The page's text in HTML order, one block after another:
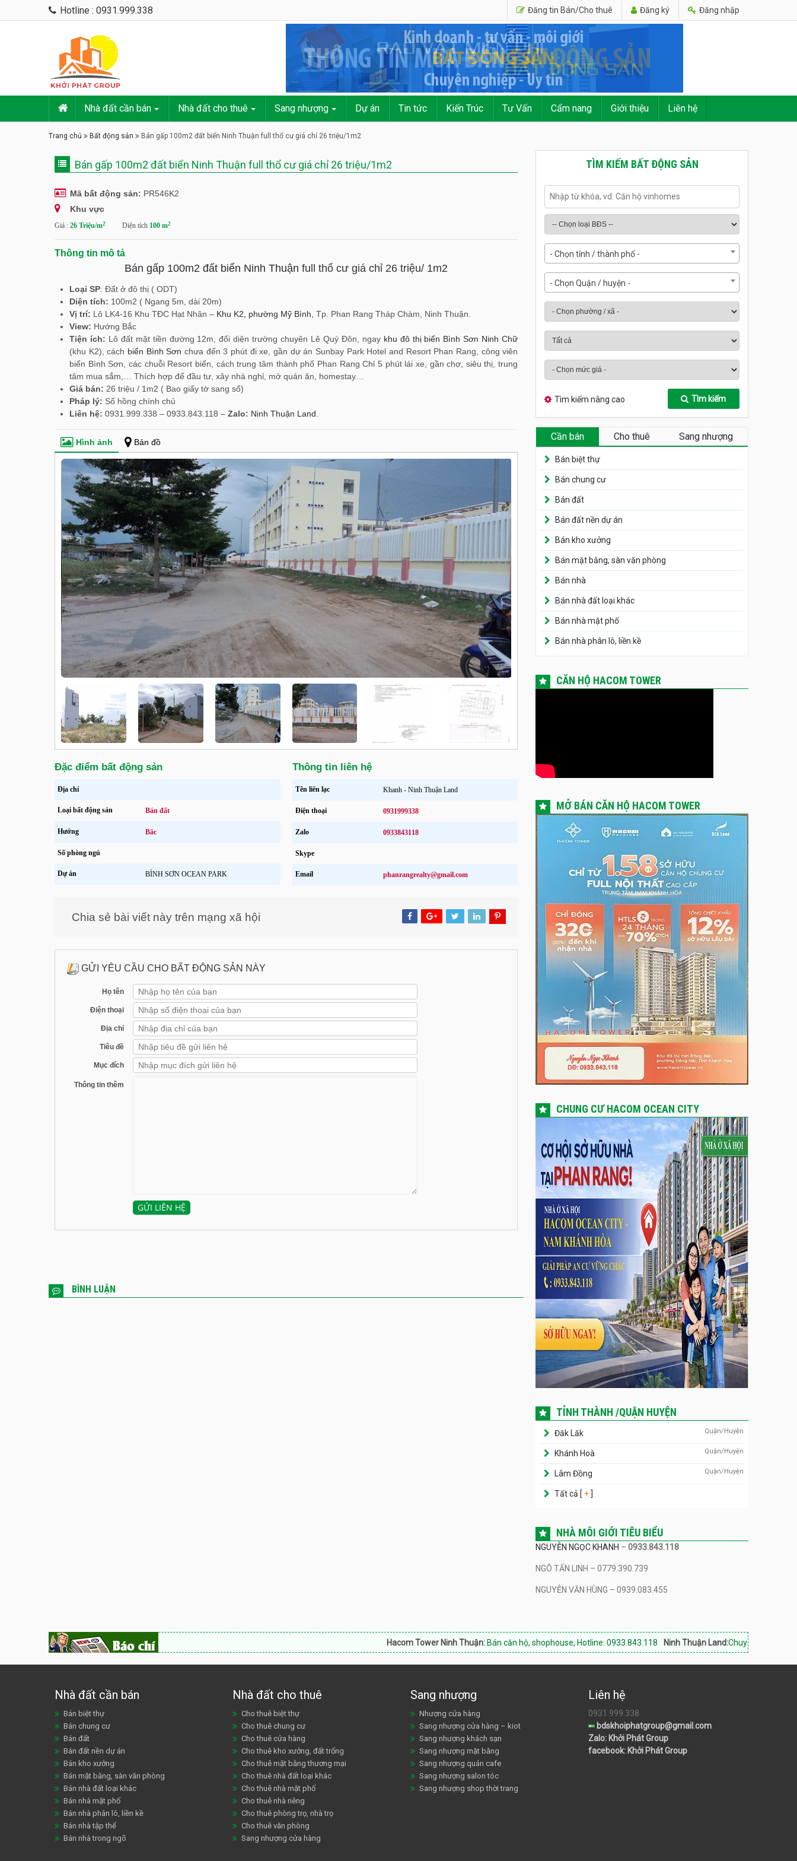
Hotline : 0931.999.338 Đăng tin Bán/Cho thuê Đăng ký Đăng nhập
Nhà đất cần bán Nhà đất cho thuê Sang nhượng Dự án Tin tức Kiến Trúc Tư Vấn Cẩm nang Giới thiệu Liên hệ
Trang chủ Bất động sản Bán gấp 100m2 đất biển Ninh Thuận full thổ cư giá chỉ 26 triệu/1m2
Bán gấp 100m2 đất biển Ninh Thuận full thổ cư giá chỉ 26 triệu/1m2
Mã bất động sản: PR546K2
Khu vực
Giá : 26 Triệu/m2 Diện tích 100 m2
Thông tin mô tả
Bán gấp 100m2 đất biển Ninh Thuận full thổ cư giá chỉ 26 triệu/ 1m2
Loại SP: Đất ở đô thị ( ODT)
Diện tích: 100m2 ( Ngang 5m, dài 20m)
Vị trí: Lô LK4-16 Khu TĐC Hạt Nhân – Khu K2, phường Mỹ Bình , Tp. Phan Rang Tháp Chàm, Ninh Thuận.
View: Hướng Bắc
Tiện ích: Lô đất mặt tiền đường 12m, đối diện trường chuyên Lê Quý Đôn, ngay khu đô thị biển Bình Sơn Ninh Chữ
(khu K2), cách biển Bình Sơn chưa đến 3 phút đi xe, gần dự án Sunbay Park Hotel and Resort Phan Rang, công viên
biển Bình Sơn, các chuỗi Resort biển, cách trung tâm thành phố Phan Rang Chỉ 5 phút lái xe, gần chợ, siêu thị, trung
tâm mua sắm,… Thích hợp để đầu tư, xây nhà nghỉ, mở quán ăn, homestay…
Giá bán: 26 triệu / 1m2 ( Bao giấy tờ sang sổ)
Pháp lý: Sổ hồng chính chủ
Liên hệ: 0931.999.338 – 0933.843.118 – Zalo: Ninh Thuận Land.
Hình ảnh Bản đồ
Đặc điểm bất động sản
Địa chỉ
Loại bất động sản Bán đất
Hướng Bắc
Số phòng ngủ
Dự án BÌNH SƠN OCEAN PARK
Thông tin liên hệ
Tên liên lạc Khanh - Ninh Thuận Land
Điện thoại 0931999338
Zalo 0933843118
Skype
Email phanrangrealty@gmail.com
Chia sẻ bài viết này trên mạng xã hội
GỬI YÊU CẦU CHO BẤT ĐỘNG SẢN NÀY
Họ tên
Điện thoại
Địa chỉ
Tiêu đề
Mục đích
Thông tin thêm
BÌNH LUẬN
TÌM KIẾM BẤT ĐỘNG SẢN
- Chọn tỉnh / thành phố -
- Chọn Quận / huyện -
Tìm kiếm nâng cao Tìm kiếm
Cần bán Cho thuê Sang nhượng
Bán biệt thự
Bán chung cư
Bán đất
Bán đất nền dự án
Bán kho xưởng
Bán mặt bằng, sàn văn phòng
Bán nhà
Bán nhà đất loại khác
Bán nhà mặt phố
Bán nhà phân lô, liền kề
CĂN HỘ HACOM TOWER
MỞ BÁN CĂN HỘ HACOM TOWER
CHUNG CƯ HACOM OCEAN CITY
TỈNH THÀNH /QUẬN HUYỆN
Đăk Lăk Quận/Huyện
Khánh Hoà Quận/Huyện
Lâm Đồng Quận/Huyện
Tất cả [ +]
NHÀ MÔI GIỚI TIÊU BIỂU
NGUYỄN NGỌC KHANH –0933.843.118
NGÔ TẤN LINH – 0779.390.739
NGUYỄN VĂN HÙNG – 0939.083.455
Hacom Tower Ninh Thuận: Bán căn hộ, shophouse, Hotline: 0933.843.118 Ninh Thuận Land:Chuyên bất động sản Phan
Nhà đất cần bán
Bán biệt thự
Bán chung cư
Bán đất
Bán đất nền dự án
Bán kho xưởng
Bán mặt bằng, sàn văn phòng
Bán nhà đất loại khác
Bán nhà mặt phố
Bán nhà phân lô, liền kề
Bán nhà tập thể
Bán nhà trong ngõ
Nhà đất cho thuê
Cho thuê biệt thự
Cho thuê chung cư
Cho thuê cửa hàng
Cho thuê kho xưởng, đất trống
Cho thuê mặt bằng thương mại
Cho thuê nhà đất loại khác
Cho thuê nhà mặt phố
Cho thuê nhà riêng
Cho thuê phòng trọ, nhà trọ
Cho thuê văn phòng
Sang nhượng cửa hàng
Sang nhượng
Nhượng cửa hàng
Sang nhượng cửa hàng – kiot
Sang nhượng khách sạn
Sang nhượng mặt bằng
Sang nhượng quán cafe
Sang nhượng salon tóc
Sang nhượng shop thời trang
Liên hệ
0931.999.338
bdskhoiphatgroup@gmail.com
Zalo: Khởi Phát Group
facebook: Khởi Phát Group